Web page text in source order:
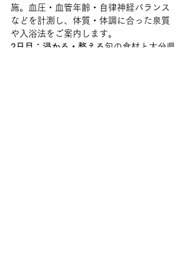
施。血圧・血管年齢・自律神経バランス
などを計測し、体質・体調に合った泉質
や入浴法をご案内します。
2日目：浸かる・整える 旬の食材と大分県